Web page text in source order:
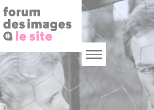
Panneau de gestion des cookies
au
contenu
principal
Menu